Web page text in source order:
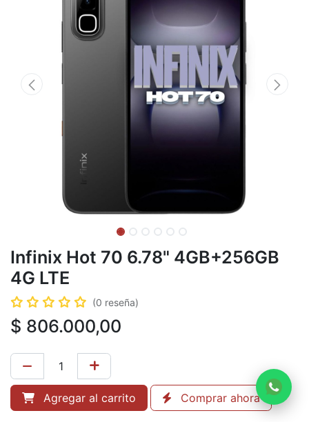
Infinix Hot 70 6.78" 4GB+256GB
4G LTE
(0 reseña)
$ 806.000,00
Agregar al carrito Comprar ahora